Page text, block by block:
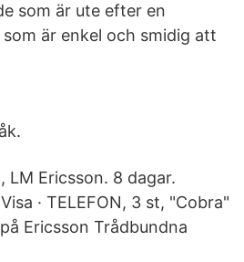
som är ute efter en
är enkel och smidig att
LM Ericsson. 8 dagar.
· TELEFON, 3 st, "Cobra"
Ericsson Trådbundna